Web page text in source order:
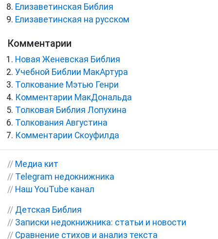
Елизаветинская Библия
Елизаветинская на русском
Комментарии
Новая Женевская Библия
Учебной Библии МакАртура
Толкование Мэтью Генри
Комментарии МакДональда
Толковая Библия Лопухина
Толкования Августина
Комментарии Скоуфилда
// Медиа кит
// Telegram недокнижника
// Наш YouTube канал
// Детская Библия
// Записки недокнижника: статьи и новости
// Сравнение стихов и анализ текста